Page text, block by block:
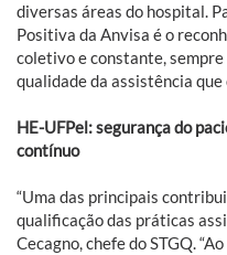
diversas áreas do hospital.
Positiva da Anvisa é o
coletivo e constante, sempre
qualidade da assistência que
HE-UFPel: segurança do
contínuo
“Uma das principais
qualificação das práticas
Cecagno, chefe do STGQ.